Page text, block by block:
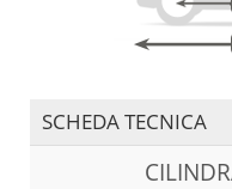
SCHEDA TECNICA